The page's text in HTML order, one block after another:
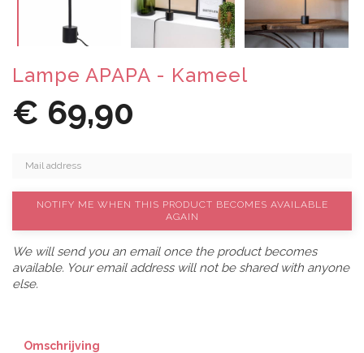
Lampe APAPA - Kameel
€ 69,90
NOTIFY ME WHEN THIS PRODUCT BECOMES AVAILABLE
AGAIN
We will send you an email once the product becomes
available. Your email address will not be shared with anyone
else.
Omschrijving